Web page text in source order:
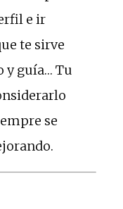
e ir
te sirve
y guía… Tu
se